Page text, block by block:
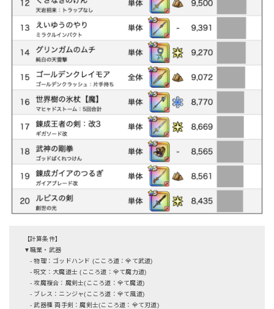
【計算条件】
▼職業・武器
- 物理：ゴッドハンド (こころ道：全て武道)
- 呪文：大魔道士 (こころ道：全て魔力道)
- 攻魔複合：魔剣士(こころ道：全て魔道)
- ブレス：ニンジャ(こころ道：全て風道)
- 武器種 両手剣：魔剣士(こころ道：全て刃道)